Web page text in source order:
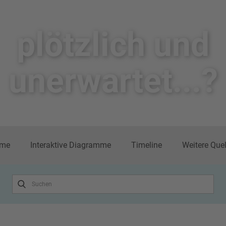
plötzlich un​d
unerwartet...?
Interaktive Diagramme Timeline Weitere